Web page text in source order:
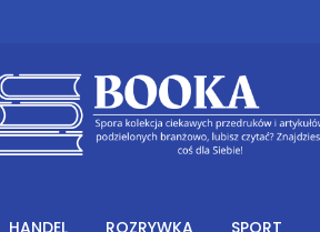
HANDEL ROZRYWKA SPORT